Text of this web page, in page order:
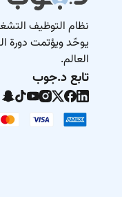
نظام التوظيف
يوحّد ويؤتمت دورة
العالم.
تابع د.جوب